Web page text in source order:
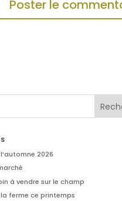
2026
à vendre sur le champ
ferme ce printemps